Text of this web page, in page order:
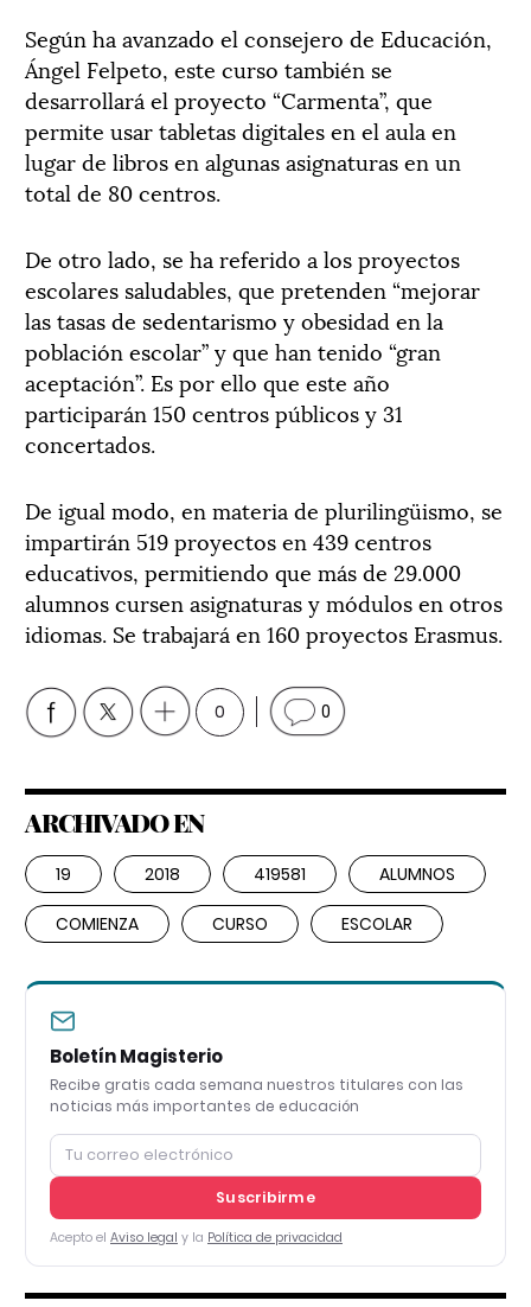
Según ha avanzado el consejero de Educación,
Ángel Felpeto, este curso también se
desarrollará el proyecto “Carmenta”, que
permite usar tabletas digitales en el aula en
lugar de libros en algunas asignaturas en un
total de 80 centros.
De otro lado, se ha referido a los proyectos
escolares saludables, que pretenden “mejorar
las tasas de sedentarismo y obesidad en la
población escolar” y que han tenido “gran
aceptación”. Es por ello que este año
participarán 150 centros públicos y 31
concertados.
De igual modo, en materia de plurilingüismo, se
impartirán 519 proyectos en 439 centros
educativos, permitiendo que más de 29.000
alumnos cursen asignaturas y módulos en otros
idiomas. Se trabajará en 160 proyectos Erasmus.
0 0
ARCHIVADO EN
19 2018 419581 ALUMNOS
COMIENZA CURSO ESCOLAR
Boletín Magisterio
Recibe gratis cada semana nuestros titulares con las
noticias más importantes de educación
Suscribirme
Acepto el Aviso legal y la Política de privacidad